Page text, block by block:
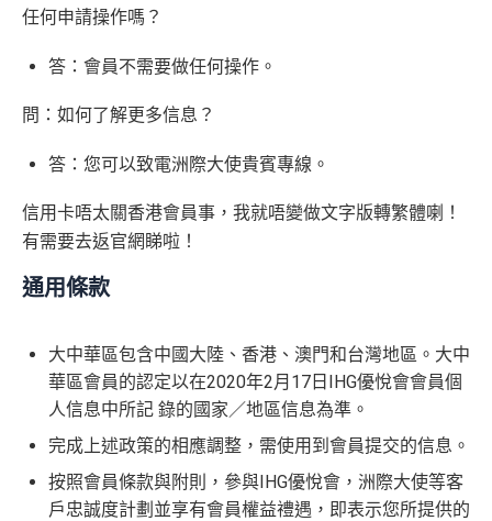
任何申請操作嗎？
答：會員不需要做任何操作。
問：如何了解更多信息？
答：您可以致電洲際大使貴賓專線。
信用卡唔太關香港會員事，我就唔變做文字版轉繁體喇！
有需要去返官網睇啦！
通用條款
大中華區包含中國大陸、香港、澳門和台灣地區。大中
華區會員的認定以在2020年2月17日IHG優悅會會員個
人信息中所記 錄的國家／地區信息為準。
完成上述政策的相應調整，需使用到會員提交的信息。
按照會員條款與附則，參與IHG優悅會，洲際大使等客
戶忠誠度計劃並享有會員權益禮遇，即表示您所提供的